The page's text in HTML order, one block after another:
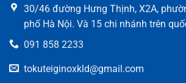
30/46 đường Hưng Thịnh, X2A,
phố Hà Nội. Và 15 chi nhánh trên
091 858 2233
tokuteiginoxkld@gmail.com